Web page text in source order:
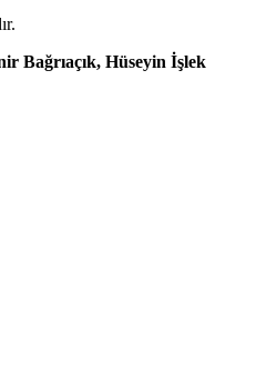
Bağrıaçık, Hüseyin İşlek